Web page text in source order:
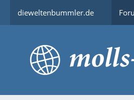
dieweltenbummler.de